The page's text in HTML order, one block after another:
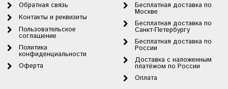
Обратная связь
Контакты и реквизиты
Пользовательское
соглашение
Политика
конфиденциальности
Оферта
Бесплатная доставка по
Москве
Бесплатная доставка по
Санкт-Петербургу
Бесплатная доставка по
России
Доставка с наложенным
платёжом по России
Оплата